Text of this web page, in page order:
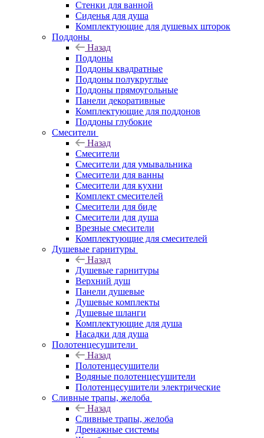
Стенки для ванной
Сиденья для душа
Комплектующие для душевых шторок
Поддоны
Назад
Поддоны
Поддоны квадратные
Поддоны полукруглые
Поддоны прямоугольные
Панели декоративные
Комплектующие для поддонов
Поддоны глубокие
Смесители
Назад
Смесители
Смесители для умывальника
Смесители для ванны
Смесители для кухни
Комплект смесителей
Смесители для биде
Смесители для душа
Врезные смесители
Комплектующие для смесителей
Душевые гарнитуры
Назад
Душевые гарнитуры
Верхний душ
Панели душевые
Душевые комплекты
Душевые шланги
Комплектующие для душа
Насадки для душа
Полотенцесушители
Назад
Полотенцесушители
Водяные полотенцесушители
Полотенцесушители электрические
Сливные трапы, желоба
Назад
Сливные трапы, желоба
Дренажные системы